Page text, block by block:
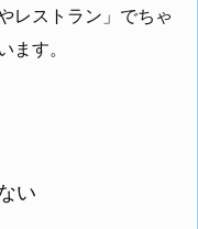
レストラン」でちゃ
ます。
い